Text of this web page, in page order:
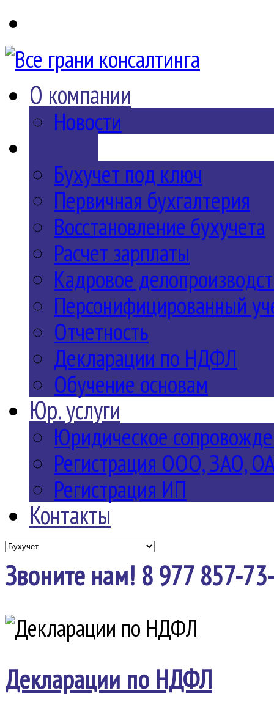
О компании
Новости
Бухучет под ключ
Первичная бухгалтерия
Восстановление бухучета
Расчет зарплаты
Кадровое
Персонифицированный
Отчетность
Декларации по НДФЛ
Обучение основам
Юр. услуги
Юридическое
Регистрация ООО, ЗАО,
Регистрация ИП
Контакты
Звоните нам! 8 977 857-
Декларации по НДФЛ